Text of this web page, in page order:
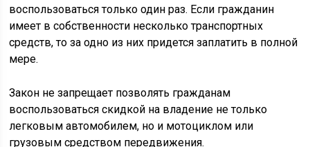
воспользоваться только один раз. Если гражданин
имеет в собственности несколько транспортных
средств, то за одно из них придется заплатить в полной
мере.
Закон не запрещает позволять гражданам
воспользоваться скидкой на владение не только
легковым автомобилем, но и мотоциклом или
грузовым средством передвижения.